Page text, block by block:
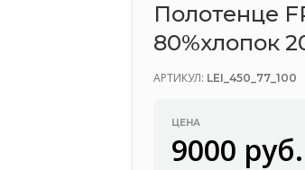
Полотенце
80%хлопок
АРТИКУЛ: LEI_450_77_100
ЦЕНА
9000 руб.